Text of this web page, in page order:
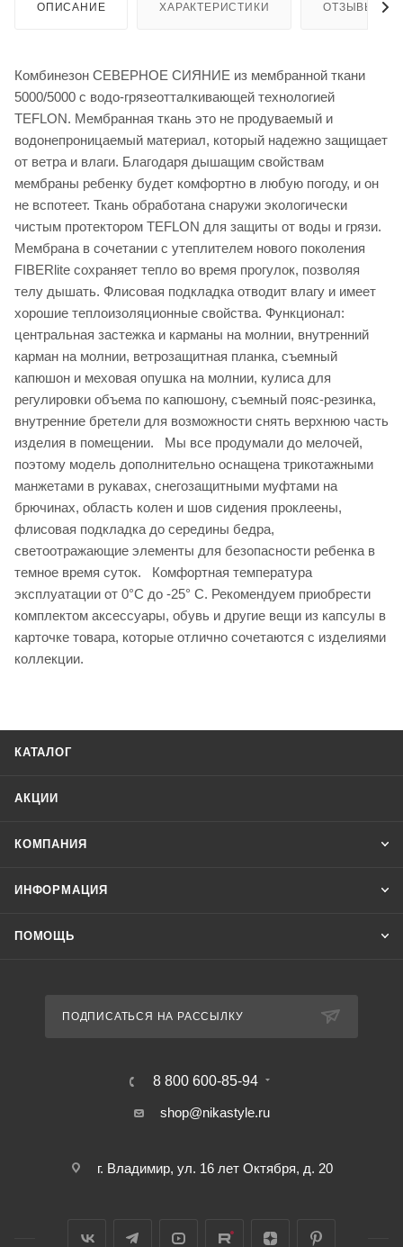
ОПИСАНИЕ ХАРАКТЕРИСТИКИ ОТЗЫВЫ
Комбинезон СЕВЕРНОЕ СИЯНИЕ из мембранной ткани
5000/5000 с водо-грязеотталкивающей технологией
TEFLON. Мембранная ткань это не продуваемый и
водонепроницаемый материал, который надежно защищает
от ветра и влаги. Благодаря дышащим свойствам
мембраны ребенку будет комфортно в любую погоду, и он
не вспотеет. Ткань обработана снаружи экологически
чистым протектором TEFLON для защиты от воды и грязи.
Мембрана в сочетании с утеплителем нового поколения
FIBERlite сохраняет тепло во время прогулок, позволяя
телу дышать. Флисовая подкладка отводит влагу и имеет
хорошие теплоизоляционные свойства. Функционал:
центральная застежка и карманы на молнии, внутренний
карман на молнии, ветрозащитная планка, съемный
капюшон и меховая опушка на молнии, кулиса для
регулировки объема по капюшону, съемный пояс-резинка,
внутренние бретели для возможности снять верхнюю часть
изделия в помещении. Мы все продумали до мелочей,
поэтому модель дополнительно оснащена трикотажными
манжетами в рукавах, снегозащитными муфтами на
брючинах, область колен и шов сидения проклеены,
флисовая подкладка до середины бедра,
светоотражающие элементы для безопасности ребенка в
темное время суток. Комфортная температура
эксплуатации от 0°С до -25° С. Рекомендуем приобрести
комплектом аксессуары, обувь и другие вещи из капсулы в
карточке товара, которые отлично сочетаются с изделиями
коллекции.
КАТАЛОГ
АКЦИИ
КОМПАНИЯ
ИНФОРМАЦИЯ
ПОМОЩЬ
ПОДПИСАТЬСЯ НА РАССЫЛКУ
8 800 600-85-94
shop@nikastyle.ru
г. Владимир, ул. 16 лет Октября, д. 20